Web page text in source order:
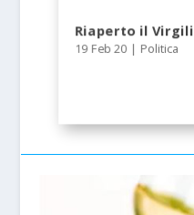
Riaperto il
19 Feb 20 | Politica